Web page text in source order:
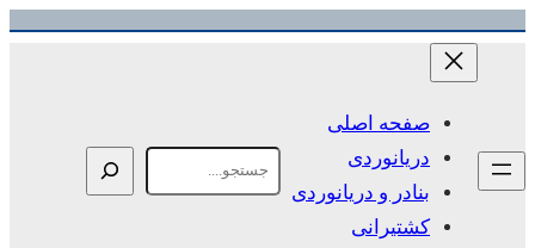
رفتن
صفحه اصلی
دریانوردی
بنادر و دریانوردی
کشتیرانی